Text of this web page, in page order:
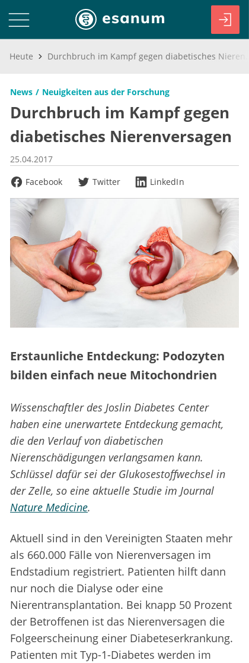
Heute
News Neuigkeiten aus der Forschung
Durchbruch im Kampf gegen
diabetisches Nierenversagen
25.04.2017
Facebook
Twitter LinkedIn
Erstaunliche Entdeckung: Podozyten
bilden einfach neue Mitochondrien
Wissenschaftler des Joslin Diabetes Center
haben eine unerwartete Entdeckung gemacht,
die den Verlauf von diabetischen
Nierenschädigungen verlangsamen kann.
Schlüssel dafür sei der Glukosestoffwechsel in
der Zelle, so eine aktuelle Studie im Journal
Nature Medicine.
Aktuell sind in den Vereinigten Staaten mehr
als 660.000 Fälle von Nierenversagen im
Endstadium registriert. Patienten hilft dann
nur noch die Dialyse oder eine
Nierentransplantation. Bei knapp 50 Prozent
der Betroffenen ist das Nierenversagen die
Folgeerscheinung einer Diabeteserkrankung.
Patienten mit Typ-1-Diabetes werden im